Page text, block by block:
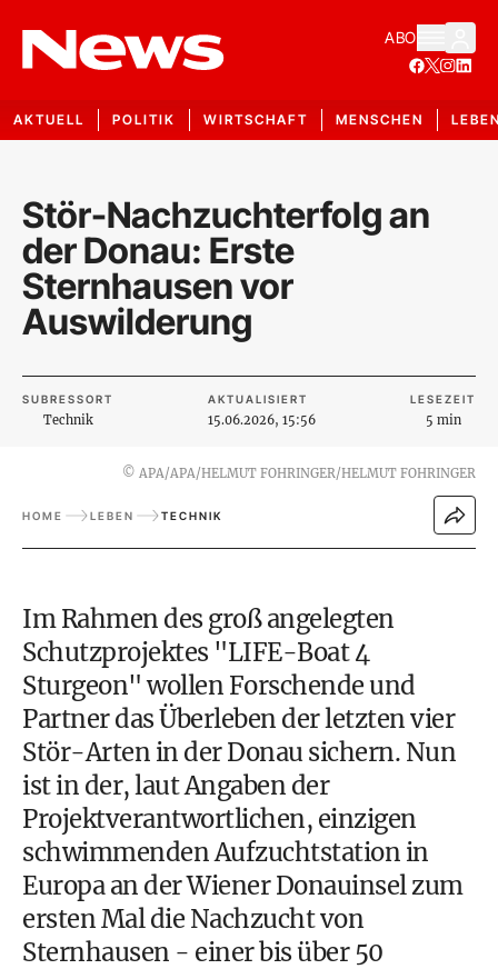
ABO
AKTUELL POLITIK WIRTSCHAFT MENSCHEN
Stör-Nachzuchterfolg an
der Donau: Erste
Sternhausen vor
Auswilderung
SUBRESSORT
Technik
AKTUALISIERT
15.06.2026, 15:56
LESEZEIT
5 min
© APA/APA/HELMUT FOHRINGER/HELMUT FOHRINGER
HOME LEBEN TECHNIK
Im Rahmen des groß angelegten
Schutzprojektes "LIFE-Boat 4
Sturgeon" wollen Forschende und
Partner das Überleben der letzten vier
Stör-Arten in der Donau sichern. Nun
ist in der, laut Angaben der
Projektverantwortlichen, einzigen
schwimmenden Aufzuchtstation in
Europa an der Wiener Donauinsel zum
ersten Mal die Nachzucht von
Sternhausen - einer bis über 50